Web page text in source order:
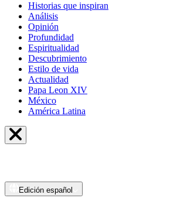
Historias que inspiran
Análisis
Opinión
Profundidad
Espiritualidad
Descubrimiento
Estilo de vida
Actualidad
Papa Leon XIV
México
América Latina
Edición español